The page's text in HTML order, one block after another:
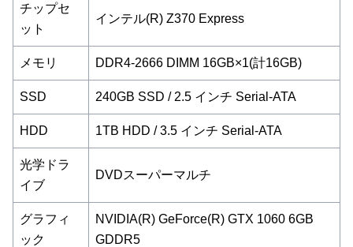
チップセ
ット
インテル(R) Z370 Express
メモリ DDR4-2666 DIMM 16GB×1(計16GB)
SSD 240GB SSD / 2.5 インチ Serial-ATA
HDD 1TB HDD / 3.5 インチ Serial-ATA
光学ドラ
イブ
DVDスーパーマルチ
グラフィ
ック
NVIDIA(R) GeForce(R) GTX 1060 6GB
GDDR5